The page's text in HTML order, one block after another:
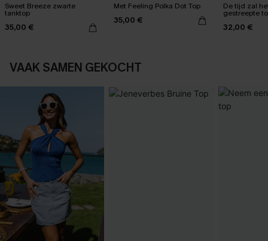
Sweet Breeze zwarte
tanktop
35,00 €
Met Feeling Polka Dot Top
35,00 €
De tijd zal
gestreepte
32,00 €
VAAK SAMEN GEKOCHT